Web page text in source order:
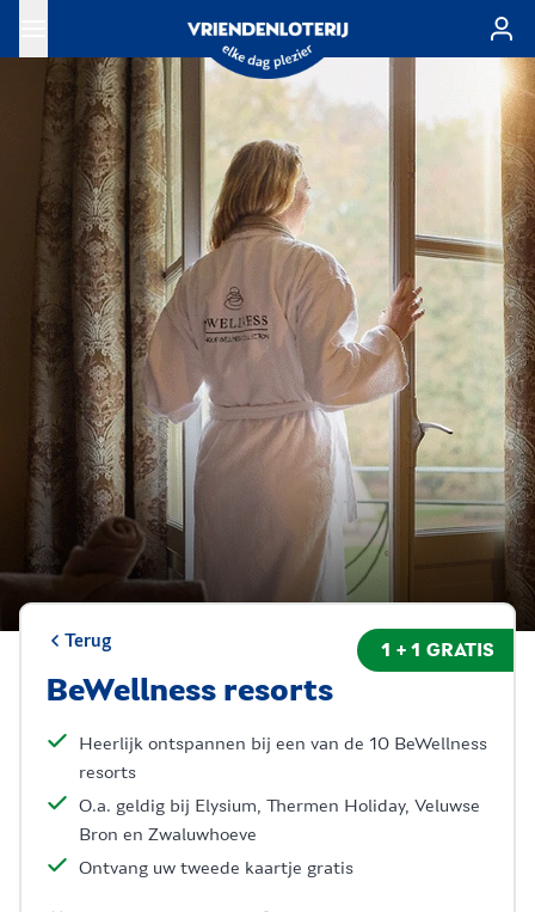
Ga naar de hoofdinhoud
Terug
BeWellness resorts
1 + 1 GRATIS
Heerlijk ontspannen bij een van de 10 BeWellness
resorts
O.a. geldig bij Elysium, Thermen Holiday, Veluwse
Bron en Zwaluwhoeve
Ontvang uw tweede kaartje gratis